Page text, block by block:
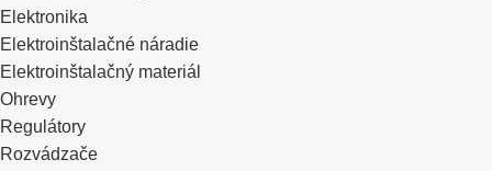
Elektronika
Elektroinštalačné náradie
Elektroinštalačný materiál
Ohrevy
Regulátory
Rozvádzače